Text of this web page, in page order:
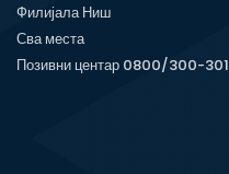
Филијала Ниш
Сва места
Позивни центар 0800/300-301